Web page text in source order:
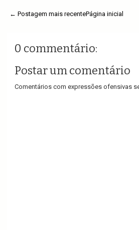
← Postagem mais recentePágina inicial
0 commentário:
Postar um comentário
Comentários com expressões ofensivas